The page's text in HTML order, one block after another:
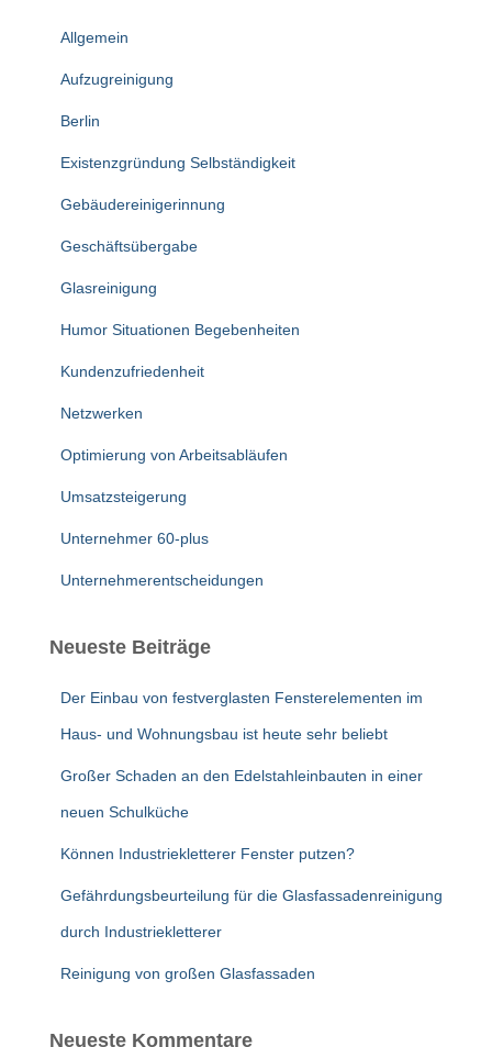
Allgemein
Aufzugreinigung
Berlin
Existenzgründung Selbständigkeit
Gebäudereinigerinnung
Geschäftsübergabe
Glasreinigung
Humor Situationen Begebenheiten
Kundenzufriedenheit
Netzwerken
Optimierung von Arbeitsabläufen
Umsatzsteigerung
Unternehmer 60-plus
Unternehmerentscheidungen
Neueste Beiträge
Der Einbau von festverglasten Fensterelementen im
Haus- und Wohnungsbau ist heute sehr beliebt
Großer Schaden an den Edelstahleinbauten in einer
neuen Schulküche
Können Industriekletterer Fenster putzen?
Gefährdungsbeurteilung für die Glasfassadenreinigung
durch Industriekletterer
Reinigung von großen Glasfassaden
Neueste Kommentare